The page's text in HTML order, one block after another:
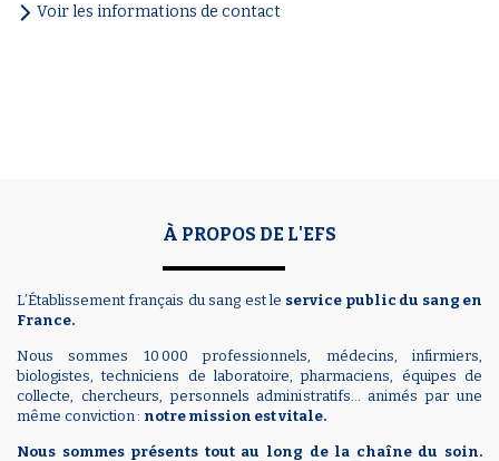
Voir les informations de contact
À PROPOS DE L'EFS
L’Établissement français du sang est le service public du sang en
France.
Nous sommes 10 000 professionnels, médecins, infirmiers,
biologistes, techniciens de laboratoire, pharmaciens, équipes de
collecte, chercheurs, personnels administratifs… animés par une
même conviction : notre mission est vitale.
Nous sommes présents tout au long de la chaîne du soin.